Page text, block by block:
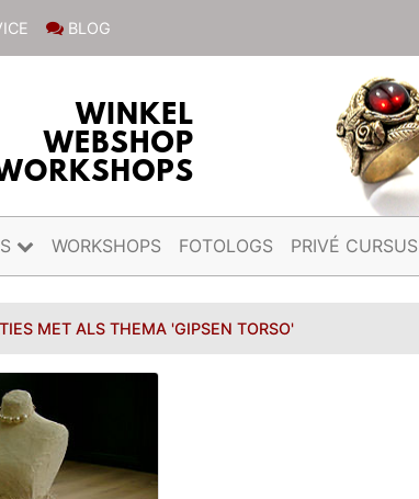
BLOG
WORKSHOPS FOTOLOGS PRIVÉ CURSUS
MET ALS THEMA 'GIPSEN TORSO'